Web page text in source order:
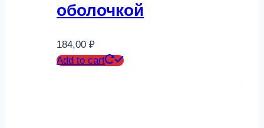
оболочкой
184,00 ₽
Add to cart